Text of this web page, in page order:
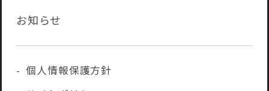
お知らせ
個人情報保護方針